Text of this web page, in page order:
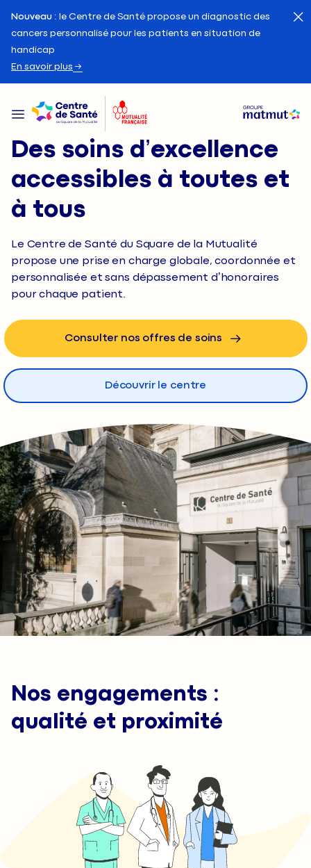
Nouveau : le Centre de Santé propose un diagnostic des
cancers personnalisé pour les patients en situation de
handicap
En savoir plus
Des soins d’excellence
accessibles à toutes et
à tous
Le Centre de Santé du Square de la Mutualité
propose une prise en charge globale, coordonnée et
personnalisée et sans dépassement d’honoraires
pour chaque patient.
Consulter nos offres de soins
Découvrir le centre
Nos engagements :
qualité et proximité